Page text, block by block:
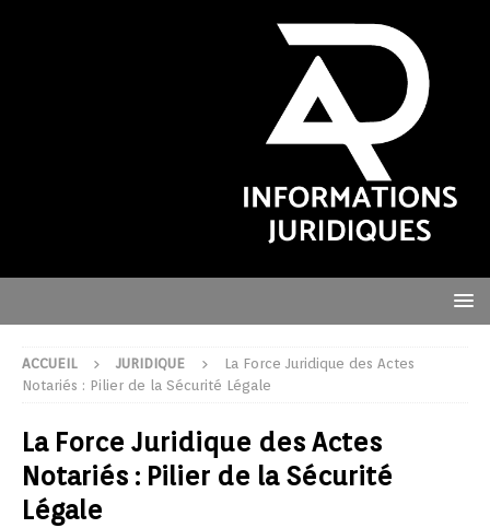
ACCUEIL JURIDIQUE
La Force Juridique des Actes
Notariés : Pilier de la Sécurité Légale
La Force Juridique des Actes
Notariés : Pilier de la Sécurité
Légale